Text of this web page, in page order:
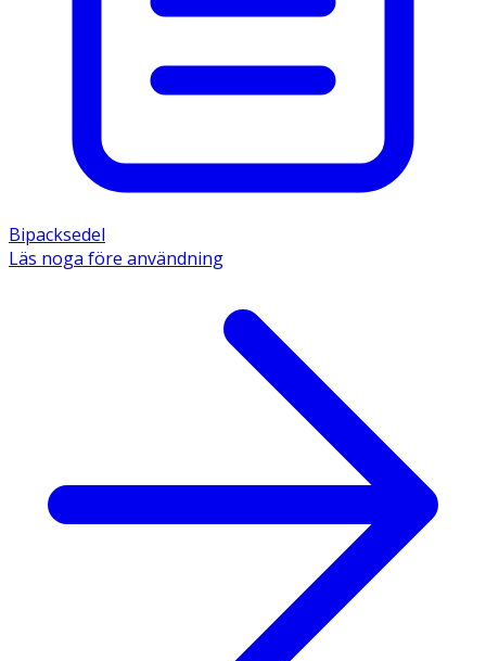
Bipacksedel
Läs noga före användning